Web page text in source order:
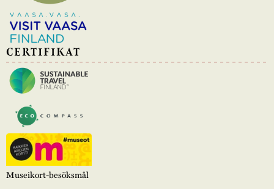
CERTIFIKAT
Museikort-besöksmål